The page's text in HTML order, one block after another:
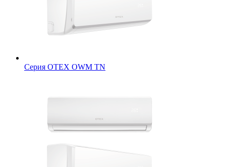
Серия OTEX OWM TN